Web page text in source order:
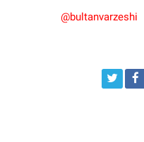
bultanvarzeshi@